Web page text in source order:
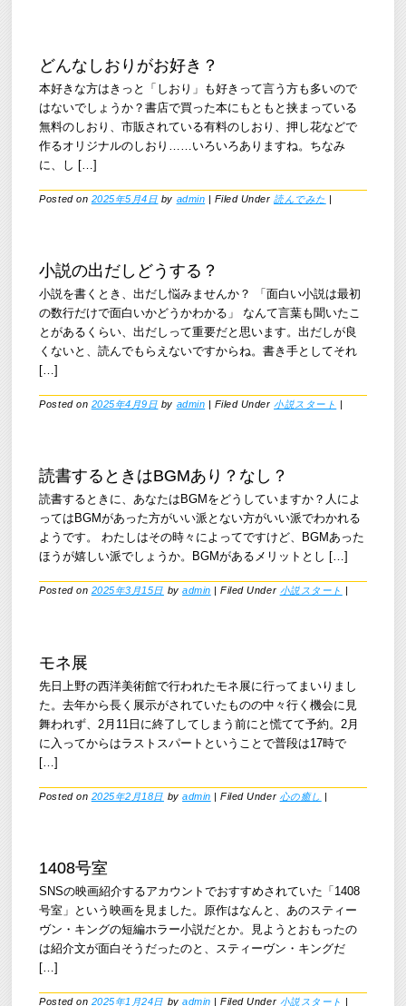
どんなしおりがお好き？
本好きな方はきっと「しおり」も好きって言う方も多いので
はないでしょうか？書店で買った本にもともと挟まっている
無料のしおり、市販されている有料のしおり、押し花などで
作るオリジナルのしおり……いろいろありますね。ちなみ
に、し […]
Posted on 2025年5月4日 by admin | Filed Under読んでみた |
小説の出だしどうする？
小説を書くとき、出だし悩みませんか？ 「面白い小説は最初
の数行だけで面白いかどうかわかる」 なんて言葉も聞いたこ
とがあるくらい、出だしって重要だと思います。出だしが良
くないと、読んでもらえないですからね。書き手としてそれ
[…]
Posted on 2025年4月9日 by admin | Filed Under小説スタート |
読書するときはBGMあり？なし？
読書するときに、あなたはBGMをどうしていますか？人によ
ってはBGMがあった方がいい派とない方がいい派でわかれる
ようです。 わたしはその時々によってですけど、BGMあった
ほうが嬉しい派でしょうか。BGMがあるメリットとし […]
Posted on 2025年3月15日 byadmin |Filed Under 小説スタート
モネ展
先日上野の西洋美術館で行われたモネ展に行ってまいりまし
た。去年から長く展示がされていたものの中々行く機会に見
舞われず、2月11日に終了してしまう前にと慌てて予約。2月
に入ってからはラストスパートということで普段は17時で
[…]
Posted on 2025年2月18日 byadmin |Filed Under 心の癒し |
1408号室
SNSの映画紹介するアカウントでおすすめされていた「1408
号室」という映画を見ました。原作はなんと、あのスティー
ヴン・キングの短編ホラー小説だとか。見ようとおもったの
は紹介文が面白そうだったのと、スティーヴン・キングだ
[…]
Posted on 2025年1月24日 byadmin |Filed Under 小説スタート |